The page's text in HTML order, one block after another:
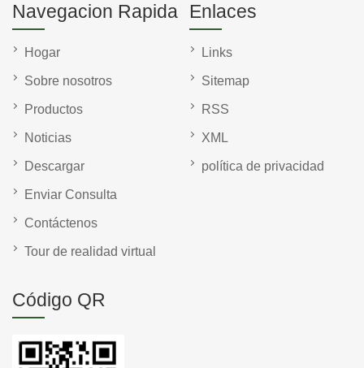
Navegacion Rapida
Hogar
Sobre nosotros
Productos
Noticias
Descargar
Enviar Consulta
Contáctenos
Tour de realidad virtual
Enlaces
Links
Sitemap
RSS
XML
política de privacidad
Código QR